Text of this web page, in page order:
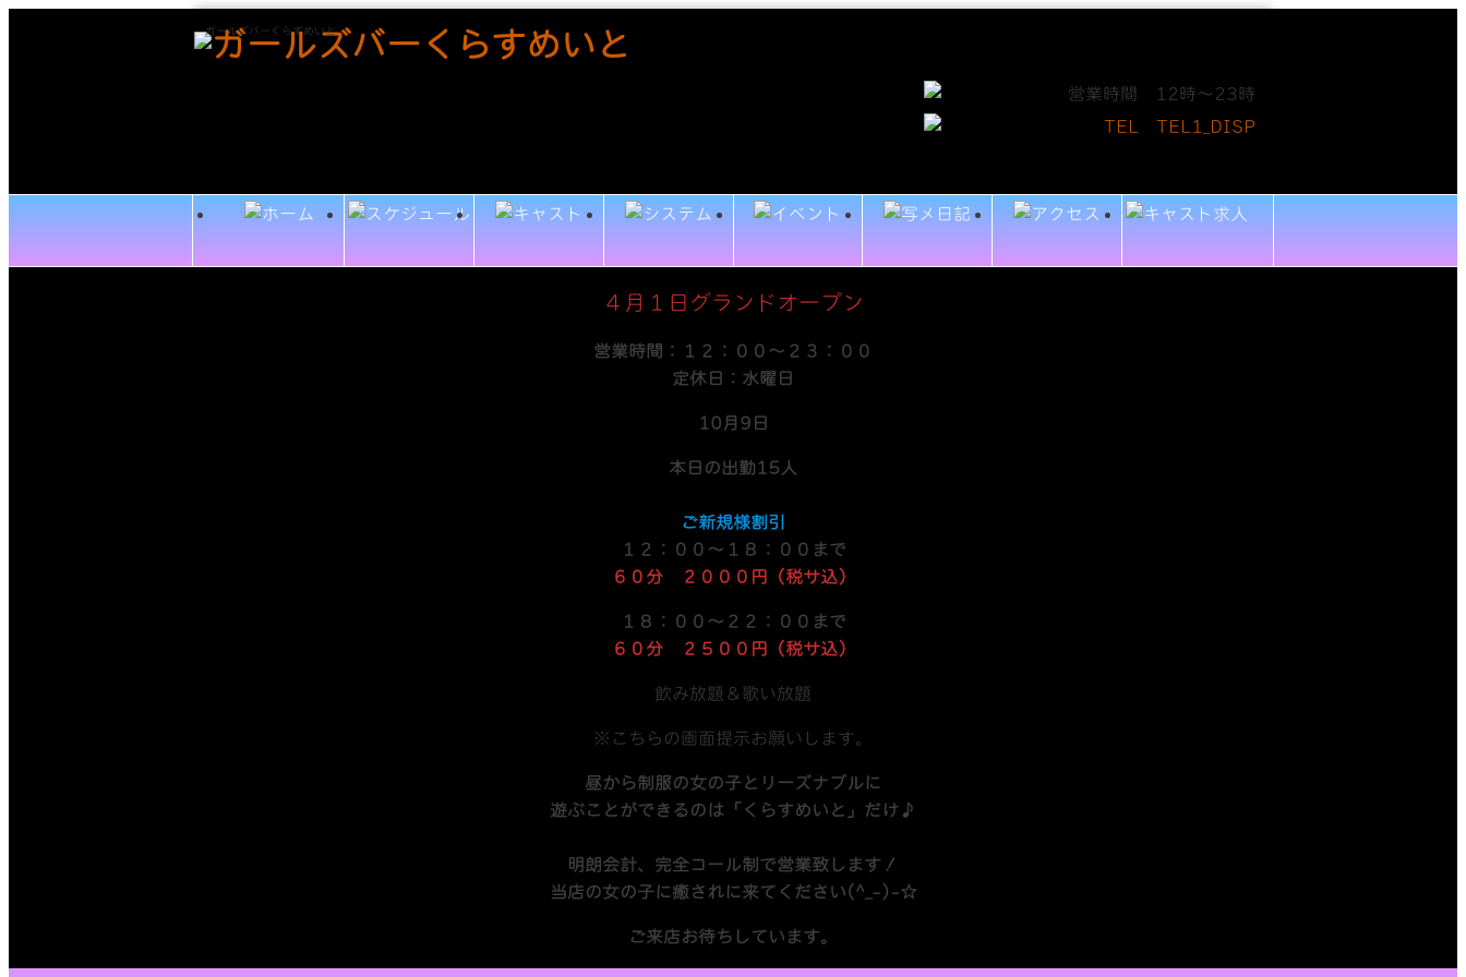
ガールズバーくらすめいと
４月１日グランドオープン
営業時間：１２：００～２３：００
定休日：水曜日
10月9日
本日の出勤15人
ご新規様割引
１２：００～１８：００まで
６０分 ２０００円（税サ込）
１８：００～２２：００まで
６０分 ２５００円（税サ込）
飲み放題＆歌い放題
※こちらの画面提示お願いします。
昼から制服の女の子とリーズナブルに
遊ぶことができるのは「くらすめいと」だけ♪
明朗会計、完全コール制で営業致します！
当店の女の子に癒されに来てください(^_-)-☆
ご来店お待ちしています。